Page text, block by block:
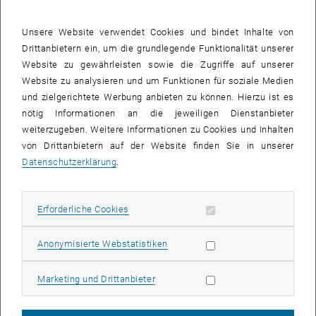
Subseiten von E207-
Subseiten von E207-
Subseiten von E207-
Ressourcenmanagement von Baustoffen, Nachhaltigkeit und
Recycling
E207-02 Bauphysik
Leitung:Univ.Prof. Dipl.-Ing. Dr.techn.Thomas Bednar, öffnet eine
Website: E207-02 Bauphysik, öffnet eine externe URL in einem neuen
Sicherheitskonzepte und Lebensdauerprognose für die Planung
von Bauteilen und Gebäuden
Umgebungslärmprognose
Virtuelle Städte zur nachhaltigen und energieeffizienten
Entwicklung der gebauten Umwelt
E207-03 Ökologische Bautechnologien
Leitung:Univ.Prof. Dipl.-Ing. Dr.techn. Azra Korjenic
Website:E207-03 Ökologische Bautechnologien
Unsere Website verwendet Cookies und bindet Inhalte von
Drittanbietern ein, um die grundlegende Funktionalität unserer
Website zu gewährleisten sowie die Zugriffe auf unserer
Website zu analysieren und um Funktionen für soziale Medien
und zielgerichtete Werbung anbieten zu können. Hierzu ist es
nötig Informationen an die jeweiligen Dienstanbieter
weiterzugeben. Weitere Informationen zu Cookies und Inhalten
von Drittanbietern auf der Website finden Sie in unserer
Datenschutzerklärung.
Erforderliche Cookies Erforderliche Cookies zulassen
Anonymisierte WebstatistikenStatistik Cookies zulassen
Marketing und DrittanbieterMarketing Cookies zulassen